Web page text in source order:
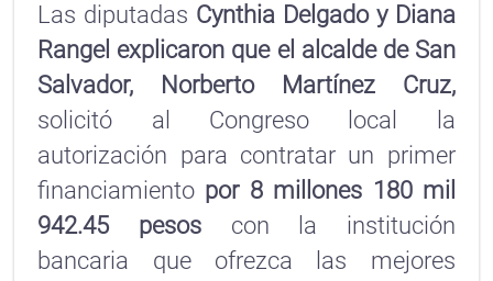
Las diputadas Cynthia Delgado y Diana
Rangel explicaron que el alcalde de San
Salvador, Norberto Martínez Cruz,
solicitó al Congreso local la
autorización para contratar un primer
financiamiento por 8 millones 180 mil
942.45 pesos con la institución
bancaria que ofrezca las mejores